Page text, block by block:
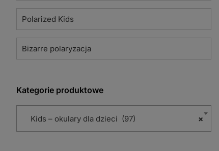
Polarized Kids
Bizarre polaryzacja
Kategorie produktowe
×
Kids – okulary dla dzieci (97)